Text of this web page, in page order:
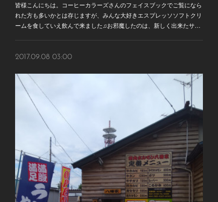
皆様こんにちは。コーヒーカラーズさんのフェイスブックでご覧になら
れた方も多いかとは存じますが、みんな大好きエスプレッソソフトクリ
ームを食していえ飲んで来ました♫お邪魔したのは、新しく出来たサ…
2017.09.08 03:00